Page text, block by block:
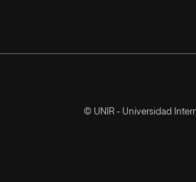
© UNIR - Universidad